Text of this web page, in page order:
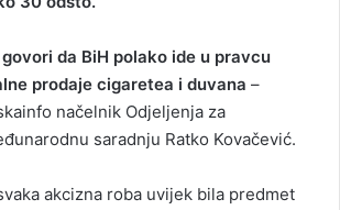
da BiH polako ide u pravcu
prodaje cigaretea i duvana –
načelnik Odjeljenja za
saradnju Ratko Kovačević.
akcizna roba uvijek bila predmet